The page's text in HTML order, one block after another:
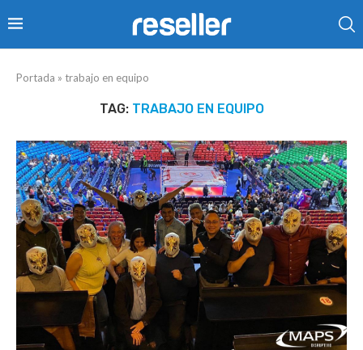
Portada » trabajo en equipo
TAG: TRABAJO EN EQUIPO